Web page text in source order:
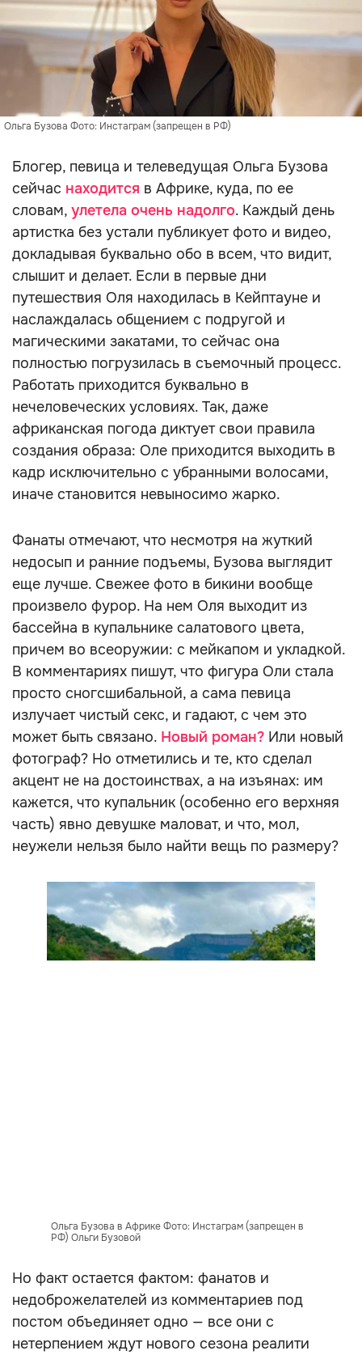
Ольга Бузова Фото: Инстаграм (запрещен в РФ)
Блогер, певица и телеведущая Ольга Бузова
сейчас находится в Африке, куда, по ее
словам, улетела очень надолго. Каждый день
артистка без устали публикует фото и видео,
докладывая буквально обо в всем, что видит,
слышит и делает. Если в первые дни
путешествия Оля находилась в Кейптауне и
наслаждалась общением с подругой и
магическими закатами, то сейчас она
полностью погрузилась в съемочный процесс.
Работать приходится буквально в
нечеловеческих условиях. Так, даже
африканская погода диктует свои правила
создания образа: Оле приходится выходить в
кадр исключительно с убранными волосами,
иначе становится невыносимо жарко.
Фанаты отмечают, что несмотря на жуткий
недосып и ранние подъемы, Бузова выглядит
еще лучше. Свежее фото в бикини вообще
произвело фурор. На нем Оля выходит из
бассейна в купальнике салатового цвета,
причем во всеоружии: с мейкапом и укладкой.
В комментариях пишут, что фигура Оли стала
просто сногсшибальной, а сама певица
излучает чистый секс, и гадают, с чем это
может быть связано. Новый роман? Или новый
фотограф? Но отметились и те, кто сделал
акцент не на достоинствах, а на изъянах: им
кажется, что купальник (особенно его верхняя
часть) явно девушке маловат, и что, мол,
неужели нельзя было найти вещь по размеру?
Ольга Бузова в Африке Фото: Инстаграм (запрещен в
РФ) Ольги Бузовой
Но факт остается фактом: фанатов и
недоброжелателей из комментариев под
постом объединяет одно — все они с
нетерпением ждут нового сезона реалити